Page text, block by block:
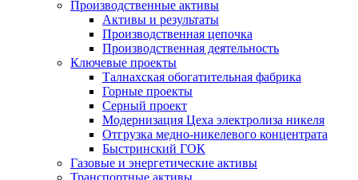
Производственные активы
Активы и результаты
Производственная цепочка
Производственная деятельность
Ключевые проекты
Талнахская обогатительная фабрика
Горные проекты
Серный проект
Модернизация Цеха электролиза никеля
Отгрузка медно-никелевого концентрата
Быстринский ГОК
Газовые и энергетические активы
Транспортные активы